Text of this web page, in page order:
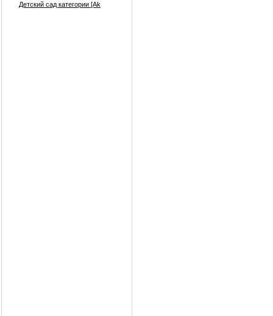
Детский сад категории [Аk